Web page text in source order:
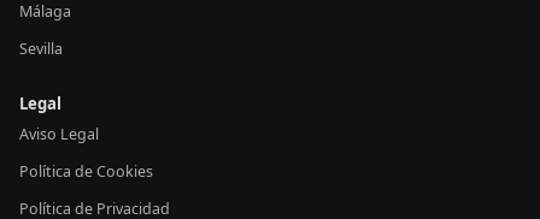
Málaga
Sevilla
Legal
Aviso Legal
Política de Cookies
Política de Privacidad